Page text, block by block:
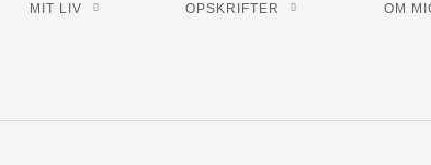
MIT LIV OPSKRIFTER OM